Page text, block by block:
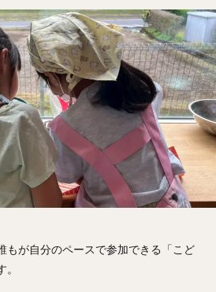
もが自分のペースで参加できる「こど